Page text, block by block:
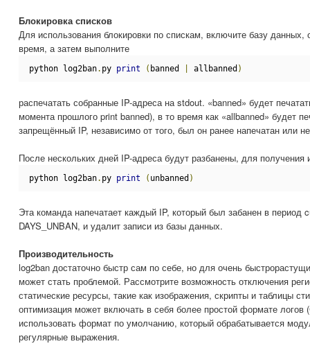
Блокировка списков
Для использования блокировки по спискам, включите базу данных,
время, а затем выполните
python log2ban. py print ( banned allbanned )
распечатать собранные IP-адреса на stdout. «banned» будет
момента прошлого print banned), в то время как «allbanned» будет
запрещённый IP, независимо от того, был он ранее напечатан или
После нескольких дней IP-адреса будут разбанены, для получения
python log2ban. py print ( unbanned )
Эта команда напечатает каждый IP, который был забанен в период
DAYS_UNBAN, и удалит записи из базы данных.
Производительность
log2ban достаточно быстр сам по себе, но для очень
может стать проблемой. Рассмотрите возможность отключения
статические ресурсы, такие как изображения, скрипты и таблицы
оптимизация может включать в себя более простой формате логов
использовать формат по умолчанию, который обрабатывается
регулярные выражения.